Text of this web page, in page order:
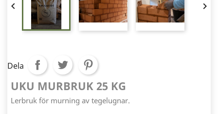
 
Dela
UKU MURBRUK 25 KG
Lerbruk för murning av tegelugnar.